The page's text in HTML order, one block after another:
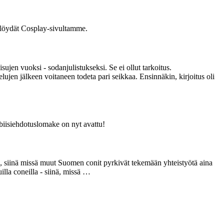
Cosplay-sivultamme.
vuoksi - sodanjulistukseksi. Se ei ollut tarkoitus.
jälkeen voitaneen todeta pari seikkaa. Ensinnäkin, kirjoitus oli
on nyt avattu!
missä muut Suomen conit pyrkivät tekemään yhteistyötä aina
coneilla - siinä, missä …